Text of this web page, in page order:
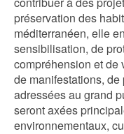
préservation des
méditerranéen, elle
sensibilisation, de
compréhension et de
de manifestations,
adressées au grand
seront axées
environnementaux,